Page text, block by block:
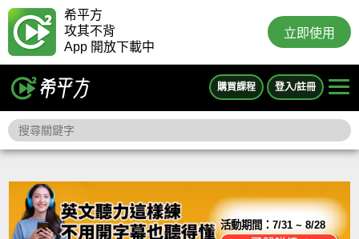
希平方
攻其不背
App 開放下載中
立即使用
購買課程 登入/註冊
活動期間：7/31 ~ 8/28